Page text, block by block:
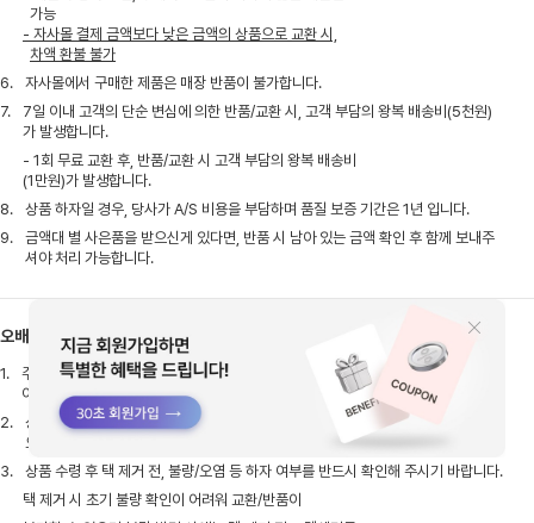
가능
- 자사몰 결제 금액보다 낮은 금액의 상품으로 교환 시,
차액 환불 불가
6.
자사몰에서 구매한 제품은 매장 반품이 불가합니다.
7.
7일 이내 고객의 단순 변심에 의한 반품/교환 시, 고객 부담의 왕복 배송비(5천원)
가 발생합니다.
- 1회 무료 교환 후, 반품/교환 시 고객 부담의 왕복 배송비
(1만원)가 발생합니다.
8.
상품 하자일 경우, 당사가 A/S 비용을 부담하며 품질 보증 기간은 1년 입니다.
9.
금액대 별 사은품을 받으신게 있다면, 반품 시 남아 있는 금액 확인 후 함께 보내주
셔야 처리 가능합니다.
오배송&불량
1.
주문취소방법 : 로그인 후 마이페이지 > 주문조회 > 주문취소 (주문취소 후 실출고
여부 확인 후 취소처리 진행됩니다.)
2.
상품불량시 고객센터로 접수해주시면 불량내용 확인 후 상품불량일시 교환 및 반품
으로 진행됩니다.
3.
상품 수령 후 택 제거 전, 불량/오염 등 하자 여부를 반드시 확인해 주시기 바랍니다.
택 제거 시 초기 불량 확인이 어려워 교환/반품이